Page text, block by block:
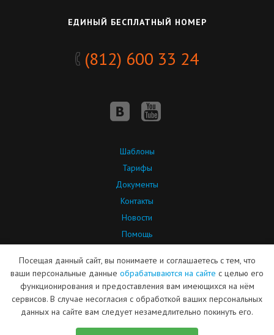
ЕДИНЫЙ БЕСПЛАТНЫЙ НОМЕР
(812) 600 33 24
Шаблоны
Тарифы
Документы
Контакты
Новости
Помощь
Партнерская программа
© ООО «Сайт-Менеджер»
2004—2026
Дизайн сайта — ARTW
Продвижение —
Посещая данный сайт, вы понимаете и соглашаетесь с тем, что
ваши персональные данные обрабатываются на сайте с целью его
функционирования и предоставления вам имеющихся на нём
сервисов. В случае несогласия с обработкой ваших персональных
данных на сайте вам следует незамедлительно покинуть его.